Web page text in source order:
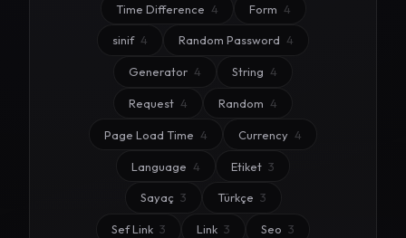
Time Difference 4 Form 4
sinif 4 Random Password 4
Generator 4 String 4
Request 4 Random 4
Page Load Time 4 Currency 4
Language 4 Etiket 3
Sayaç 3 Türkçe 3
Sef Link 3 Link 3 Seo 3